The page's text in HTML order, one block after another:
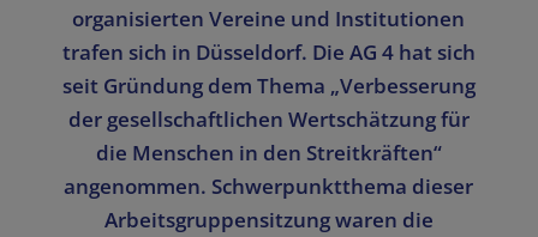
organisierten Vereine und Institutionen
trafen sich in Düsseldorf. Die AG 4 hat sich
seit Gründung dem Thema „Verbesserung
der gesellschaftlichen Wertschätzung für
die Menschen in den Streitkräften“
angenommen. Schwerpunktthema dieser
Arbeitsgruppensitzung waren die